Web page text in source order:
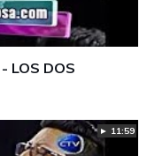
LOS DOS
► 11:59